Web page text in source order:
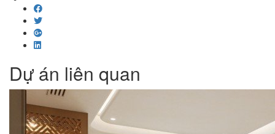
Dự án liên quan